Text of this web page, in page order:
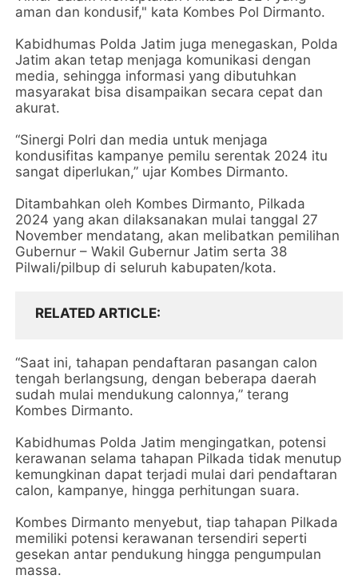
aman dan kondusif," kata Kombes Pol Dirmanto.
Kabidhumas Polda Jatim juga menegaskan, Polda
Jatim akan tetap menjaga komunikasi dengan
media, sehingga informasi yang dibutuhkan
masyarakat bisa disampaikan secara cepat dan
akurat.
“Sinergi Polri dan media untuk menjaga
kondusifitas kampanye pemilu serentak 2024 itu
sangat diperlukan,” ujar Kombes Dirmanto.
Ditambahkan oleh Kombes Dirmanto, Pilkada
2024 yang akan dilaksanakan mulai tanggal 27
November mendatang, akan melibatkan pemilihan
Gubernur – Wakil Gubernur Jatim serta 38
Pilwali/pilbup di seluruh kabupaten/kota.
RELATED ARTICLE
“Saat ini, tahapan pendaftaran pasangan calon
tengah berlangsung, dengan beberapa daerah
sudah mulai mendukung calonnya,” terang
Kombes Dirmanto.
Kabidhumas Polda Jatim mengingatkan, potensi
kerawanan selama tahapan Pilkada tidak menutup
kemungkinan dapat terjadi mulai dari pendaftaran
calon, kampanye, hingga perhitungan suara.
Kombes Dirmanto menyebut, tiap tahapan Pilkada
memiliki potensi kerawanan tersendiri seperti
gesekan antar pendukung hingga pengumpulan
massa.